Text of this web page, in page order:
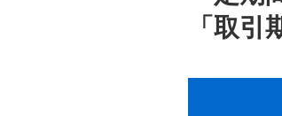
「取